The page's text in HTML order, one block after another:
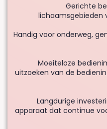
Gerichte
lichaamsgebieden
Handig voor onderweg,
Moeiteloze
uitzoeken van de
Langdurige
apparaat dat continue